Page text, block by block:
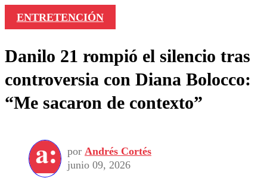
ENTRETENCIÓN
Danilo 21 rompió el silencio tras
controversia con Diana Bolocco:
“Me sacaron de contexto”
por Andrés Cortés
junio 09, 2026